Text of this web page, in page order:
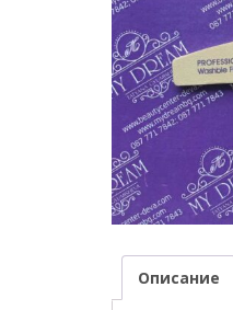
Описание